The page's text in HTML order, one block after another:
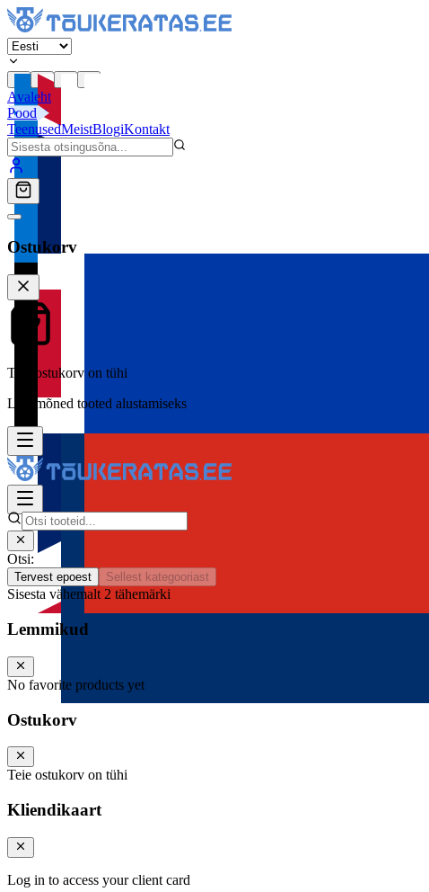
Avaleht
Pood
TeenusedMeistBlogiKontakt
Ostukorv
Teie ostukorv on tühi
Lisa mõned tooted alustamiseks
Otsi:
Tervest epoest Sellest kategooriast
Sisesta vähemalt 2 tähemärki
Lemmikud
No favorite products yet
Ostukorv
Teie ostukorv on tühi
Kliendikaart
Log in to access your client card